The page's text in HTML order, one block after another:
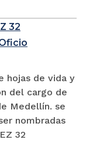
32
hojas de vida y
del cargo de
Medellín. se
nombradas
32